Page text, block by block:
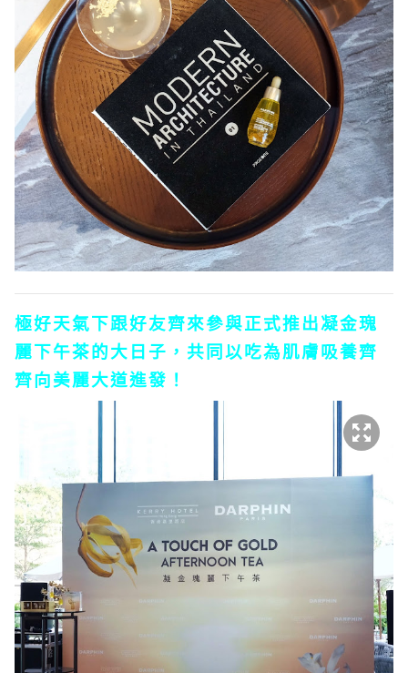
極好天氣下跟好友齊來參與正式推出凝金瑰
麗下午茶的大日子，共同以吃為肌膚吸養齊
齊向美麗大道進發！